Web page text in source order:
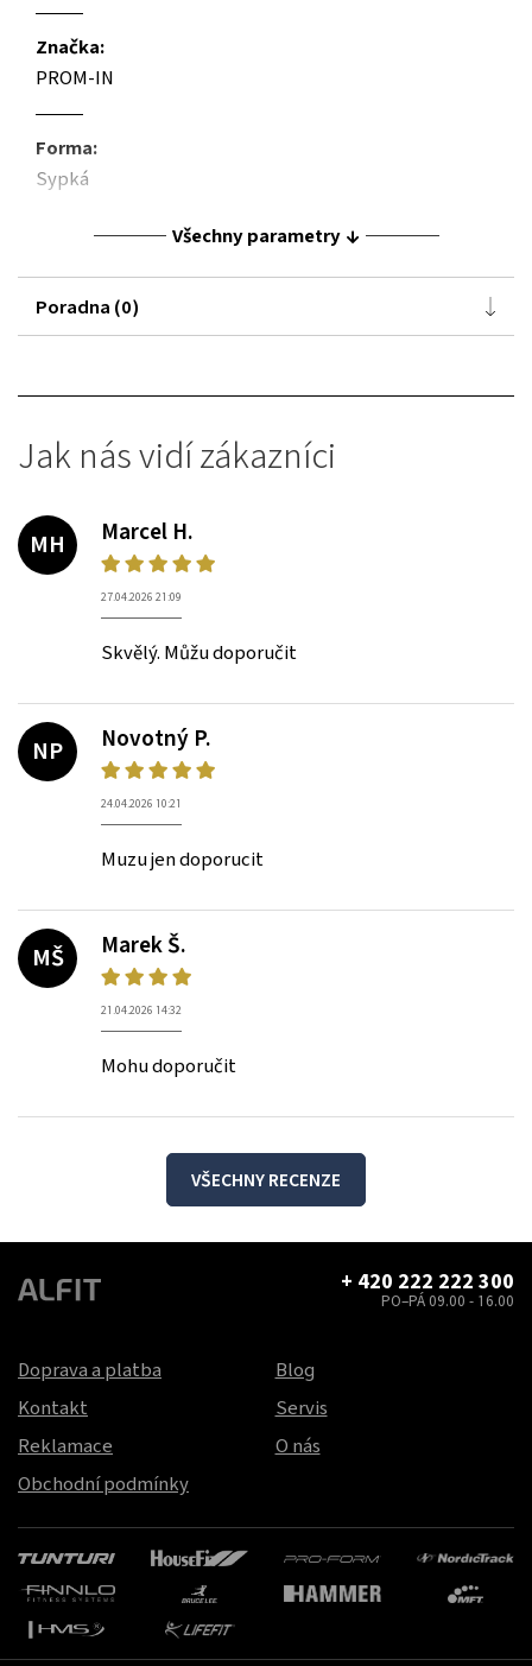
Značka:
PROM-IN
Forma:
Sypká
Všechny parametry
Poradna (0)
Jak nás vidí zákazníci
MH
Marcel H.
27.04.2026 21:09
Skvělý. Můžu doporučit
NP
Novotný P.
24.04.2026 10:21
Muzu jen doporucit
MŠ
Marek Š.
21.04.2026 14:32
Mohu doporučit
VŠECHNY RECENZE
+ 420 222 222 300
PO–PÁ 09.00 - 16.00
Doprava a platba
Kontakt
Reklamace
Obchodní podmínky
Blog
Servis
O nás